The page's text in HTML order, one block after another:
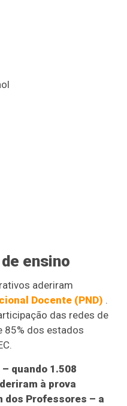
ensino
aderiram
Docente (PND) .
das redes de
85% dos estados
quando 1.508
à prova
dos Professores – a